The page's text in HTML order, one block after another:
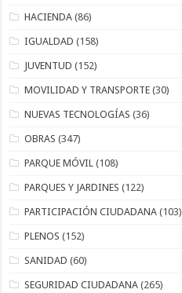
HACIENDA (86)
IGUALDAD (158)
JUVENTUD (152)
MOVILIDAD Y TRANSPORTE (30)
NUEVAS TECNOLOGÍAS (36)
OBRAS (347)
PARQUE MÓVIL (108)
PARQUES Y JARDINES (122)
PARTICIPACIÓN CIUDADANA (103)
PLENOS (152)
SANIDAD (60)
SEGURIDAD CIUDADANA (265)